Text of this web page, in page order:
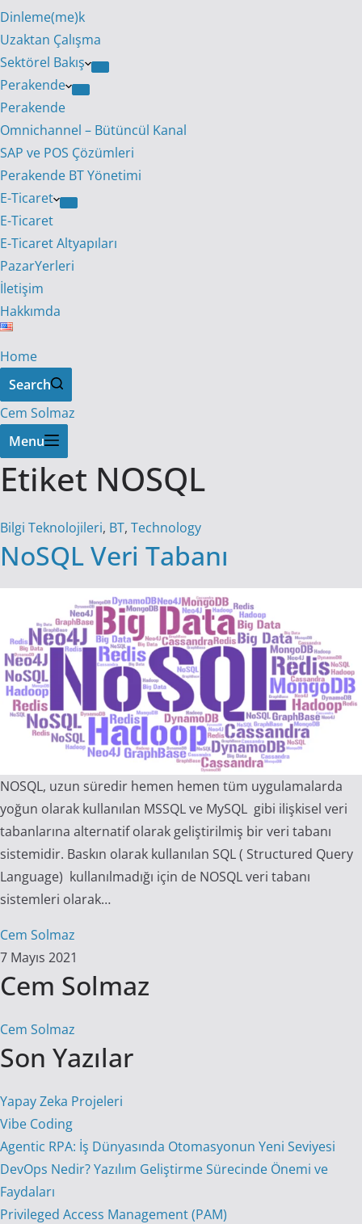
Dinleme(me)k
Uzaktan Çalışma
Sektörel Bakış
Perakende
Perakende
Omnichannel – Bütüncül Kanal
SAP ve POS Çözümleri
Perakende BT Yönetimi
E-Ticaret
E-Ticaret
E-Ticaret Altyapıları
PazarYerleri
İletişim
Hakkımda
Home
Search
Cem Solmaz
Menu
Etiket NOSQL
Bilgi Teknolojileri, BT, Technology
NoSQL Veri Tabanı
NOSQL, uzun süredir hemen hemen tüm uygulamalarda
yoğun olarak kullanılan MSSQL ve MySQL gibi ilişkisel veri
tabanlarına alternatif olarak geliştirilmiş bir veri tabanı
sistemidir. Baskın olarak kullanılan SQL ( Structured Query
Language) kullanılmadığı için de NOSQL veri tabanı
sistemleri olarak…
Cem Solmaz
7 Mayıs 2021
Cem Solmaz
Cem Solmaz
Son Yazılar
Yapay Zeka Projeleri
Vibe Coding
Agentic RPA: İş Dünyasında Otomasyonun Yeni Seviyesi
DevOps Nedir? Yazılım Geliştirme Sürecinde Önemi ve
Faydaları
Privileged Access Management (PAM)